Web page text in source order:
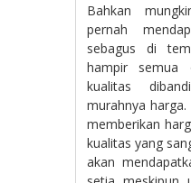
Bahkan
pernah
sebagus di
hampir semua
kualitas
murahnya
memberikan
kualitas yang
akan